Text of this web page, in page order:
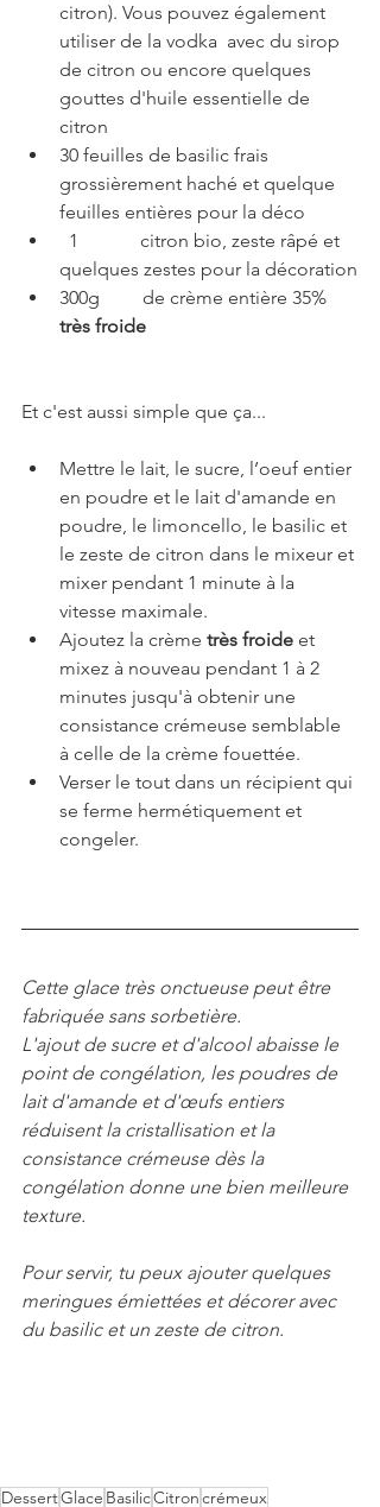
citron). Vous pouvez également
utiliser de la vodka  avec du sirop
de citron ou encore quelques
gouttes d'huile essentielle de
citron
30 feuilles de basilic frais
grossièrement haché et quelque
feuilles entières pour la déco
quelques zestes pour la décoration
300g         de crème entière 35%
très froide
Et c'est aussi simple que ça...
Mettre le lait, le sucre, l’oeuf entier
en poudre et le lait d'amande en
poudre, le limoncello, le basilic et
le zeste de citron dans le mixeur et
mixer pendant 1 minute à la
vitesse maximale.
Ajoutez la crème très froide et
mixez à nouveau pendant 1 à 2
minutes jusqu'à obtenir une
consistance crémeuse semblable
à celle de la crème fouettée.
Verser le tout dans un récipient qui
se ferme hermétiquement et
congeler.
Cette glace très onctueuse peut être
fabriquée sans sorbetière.
L'ajout de sucre et d'alcool abaisse le
point de congélation, les poudres de
lait d'amande et d'œufs entiers
réduisent la cristallisation et la
consistance crémeuse dès la
congélation donne une bien meilleure
texture.
Pour servir, tu peux ajouter quelques
meringues émiettées et décorer avec
du basilic et un zeste de citron.
DessertGlace BasilicCitroncrémeux